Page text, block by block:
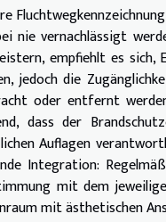
nie vernachlässigt
empfiehlt es
jedoch die
oder entfernt
dass der
Auflagen
Integration:
mit dem
mit ästhetischen